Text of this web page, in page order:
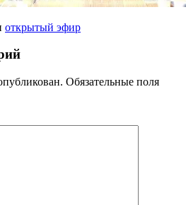
открытый эфир
Обязательные поля